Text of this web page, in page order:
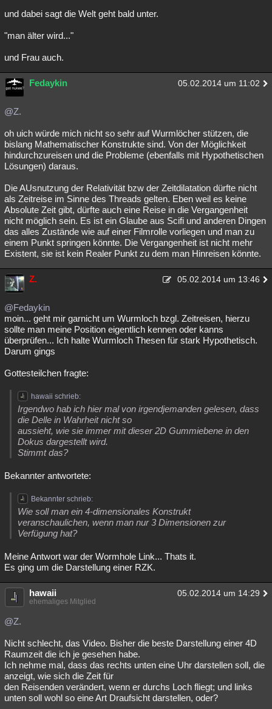
und dabei sagt die Welt geht bald unter.
"man älter wird..."
und Frau auch.
Fedaykin 05.02.2014 um 11:02
@Z.
oh uich würde mich nicht so sehr auf Wurmlöcher stützen, die
bislang Mathematischer Konstrukte sind. Von der Möglichkeit
hindurchzureisen und die Probleme (ebenfalls mit Hypothetischen
Lösungen) daraus.
Die AUsnutzung der Relativität bzw der Zeitdilatation dürfte nicht
als Zeitreise im Sinne des Threads gelten. Eben weil es keine
Absolute Zeit gibt, dürfte auch eine Reise in die Vergangenheit
nicht möglich sein. Es ist ein Glaube aus Scifi und anderen Dingen
das alles Zustände wie auf einer Filmrolle vorliegen und man zu
einem Punkt springen könnte. Die Vergangenheit ist nicht mehr
Existent, sie ist kein Realer Punkt zu dem man Hinreisen könnte.
Z. 05.02.2014 um 13:46
@Fedaykin
moin... geht mir garnicht um Wurmloch bzgl. Zeitreisen, hierzu
sollte man meine Position eigentlich kennen oder kanns
überprüfen... Ich halte Wurmloch Thesen für stark Hypothetisch.
Darum gings
Gottesteilchen fragte:
hawaii schrieb:
Irgendwo hab ich hier mal von irgendjemanden gelesen, dass
die Delle in Wahrheit nicht so
aussieht, wie sie immer mit dieser 2D Gummiebene in den
Dokus dargestellt wird.
Stimmt das?
Bekannter antwortete:
Bekannter schrieb:
Wie soll man ein 4-dimensionales Konstrukt
veranschaulichen, wenn man nur 3 Dimensionen zur
Verfügung hat?
Meine Antwort war der Wormhole Link... Thats it.
Es ging um die Darstellung einer RZK.
hawaii 05.02.2014 um 14:29
ehemaliges Mitglied
@Z.
Nicht schlecht, das Video. Bisher die beste Darstellung einer 4D
Raumzeit die ich je gesehen habe.
Ich nehme mal, dass das rechts unten eine Uhr darstellen soll, die
anzeigt, wie sich die Zeit für
den Reisenden verändert, wenn er durchs Loch fliegt; und links
unten soll wohl so eine Art Draufsicht darstellen, oder?